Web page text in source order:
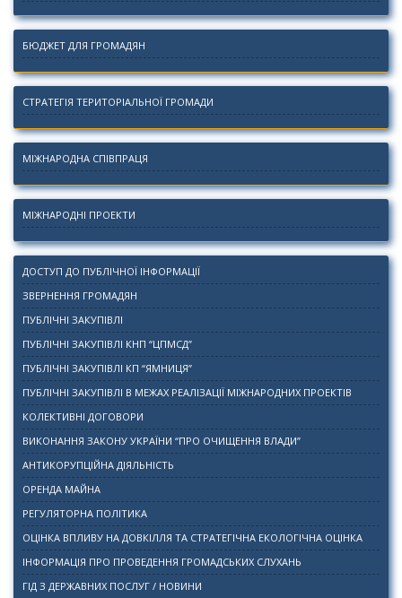
БЮДЖЕТ ДЛЯ ГРОМАДЯН
СТРАТЕГІЯ ТЕРИТОРІАЛЬНОЇ ГРОМАДИ
МІЖНАРОДНА СПІВПРАЦЯ
МІЖНАРОДНІ ПРОЕКТИ
ДОСТУП ДО ПУБЛІЧНОЇ ІНФОРМАЦІЇ
ЗВЕРНЕННЯ ГРОМАДЯН
ПУБЛІЧНІ ЗАКУПІВЛІ
ПУБЛІЧНІ ЗАКУПІВЛІ КНП “ЦПМСД”
ПУБЛІЧНІ ЗАКУПІВЛІ КП “ЯМНИЦЯ”
ПУБЛІЧНІ ЗАКУПІВЛІ В МЕЖАХ РЕАЛІЗАЦІЇ МІЖНАРОДНИХ ПРОЕКТІВ
КОЛЕКТИВНІ ДОГОВОРИ
ВИКОНАННЯ ЗАКОНУ УКРАЇНИ “ПРО ОЧИЩЕННЯ ВЛАДИ”
АНТИКОРУПЦІЙНА ДІЯЛЬНІСТЬ
ОРЕНДА МАЙНА
РЕГУЛЯТОРНА ПОЛІТИКА
ОЦІНКА ВПЛИВУ НА ДОВКІЛЛЯ ТА СТРАТЕГІЧНА ЕКОЛОГІЧНА ОЦІНКА
ІНФОРМАЦІЯ ПРО ПРОВЕДЕННЯ ГРОМАДСЬКИХ СЛУХАНЬ
ГІД З ДЕРЖАВНИХ ПОСЛУГ / НОВИНИ